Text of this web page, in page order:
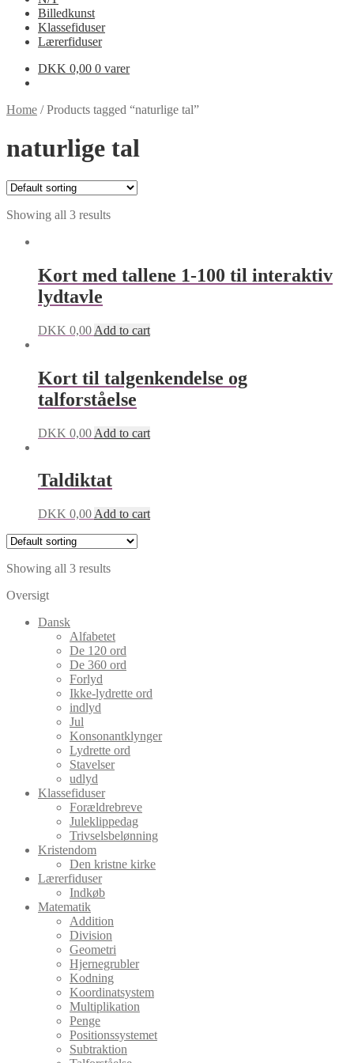
Billedkunst
Klassefiduser
Lærerfiduser
DKK 0,00 0 varer
Home /Products tagged “naturlige tal”
naturlige tal
Showing all 3 results
Kort med tallene 1-100 til interaktiv
lydtavle
DKK 0,00 Add to cart
Kort til talgenkendelse og
talforståelse
DKK 0,00 Add to cart
Taldiktat
DKK 0,00 Add to cart
Showing all 3 results
Oversigt
Dansk
Alfabetet
De 120 ord
De 360 ord
Forlyd
Ikke-lydrette ord
indlyd
Jul
Konsonantklynger
Lydrette ord
Stavelser
udlyd
Klassefiduser
Forældrebreve
Juleklippedag
Trivselsbelønning
Kristendom
Den kristne kirke
Lærerfiduser
Indkøb
Matematik
Addition
Division
Geometri
Hjernegrubler
Kodning
Koordinatsystem
Multiplikation
Penge
Positionssystemet
Subtraktion